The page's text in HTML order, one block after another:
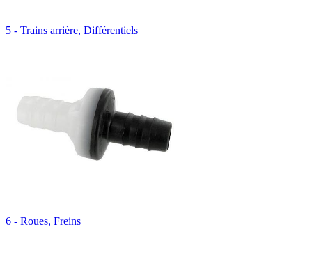
5 - Trains arrière, Différentiels
6 - Roues, Freins